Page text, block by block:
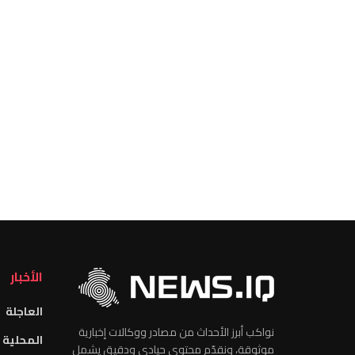
نواكب أبرز الأحداث من مصادر ووكالات إخبارية
موثوقة، ونقدّم محتوى حيادي ودقيق يشمل
الأخبار
العاجلة
المحلية